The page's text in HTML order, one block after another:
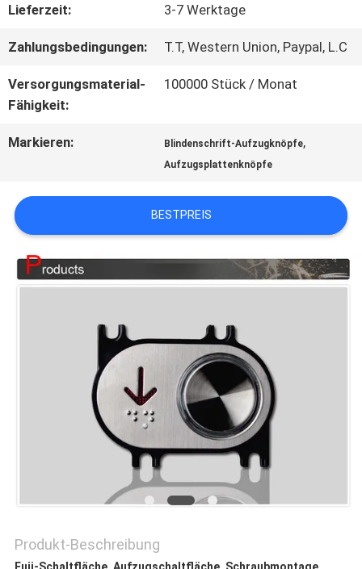
TRETEN
MIT
UNS
VERBINDUNG
NACHRICHTEN
SITEMAP
Lieferzeit: 3-7 Werktage
Zahlungsbedingungen: T.T, Western Union, Paypal, L.C
Versorgungsmaterial-
Fähigkeit:
100000 Stück / Monat
Markieren: Blindenschrift-Aufzugknöpfe,
Aufzugsplattenknöpfe
BESTPREIS
Produkt-Beschreibung